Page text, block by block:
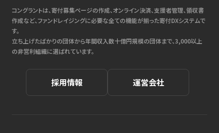
コングラントは、寄付募集ページの作成、オンライン決済、支援者管理、領収書
作成など、ファンドレイジングに必要な全ての機能が揃った寄付DXシステムで
す。
立ち上げたばかりの団体から年間収入数十億円規模の団体まで、3,000以上
の非営利組織に選ばれています。
採用情報 運営会社